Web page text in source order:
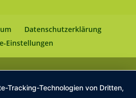
Datenschutzerklärung
Einstellungen
Tracking-Technologien von Dritten,